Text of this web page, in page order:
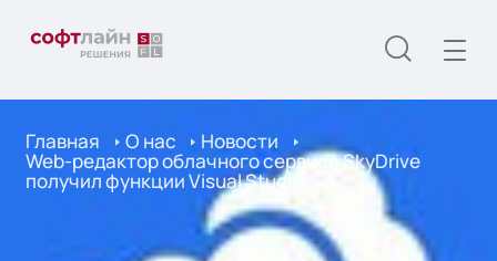
Главная О нас Новости
Web-редактор облачного сервиса SkyDrive
получил функции Visual Studio